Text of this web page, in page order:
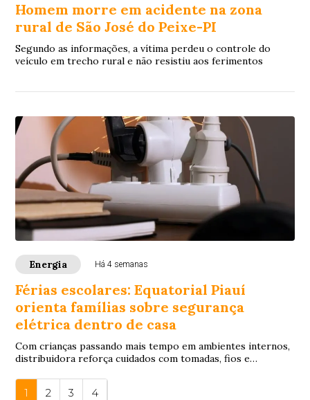
Homem morre em acidente na zona
rural de São José do Peixe-PI
Segundo as informações, a vítima perdeu o controle do
veículo em trecho rural e não resistiu aos ferimentos
Energia Há 4 semanas
Férias escolares: Equatorial Piauí
orienta famílias sobre segurança
elétrica dentro de casa
Com crianças passando mais tempo em ambientes internos,
distribuidora reforça cuidados com tomadas, fios e
1 2 3 4